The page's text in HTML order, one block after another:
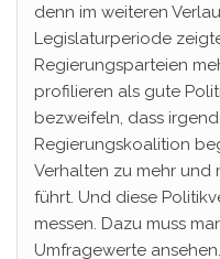
denn im weiteren
Legislaturperiode
Regierungsparteien
profilieren als gute
bezweifeln, dass
Regierungskoalition
Verhalten zu mehr und
führt. Und diese
messen. Dazu muss
Umfragewerte